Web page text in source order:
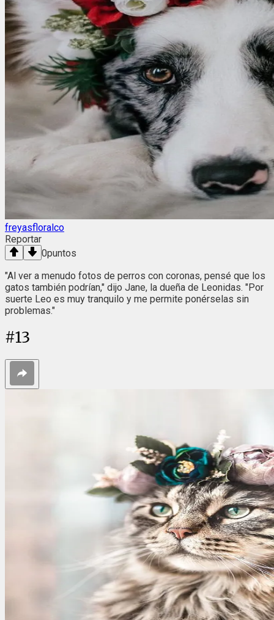
freyasfloralco
Reportar
0puntos
"Al ver a menudo fotos de perros con coronas, pensé que los
gatos también podrían," dijo Jane, la dueña de Leonidas. "Por
suerte Leo es muy tranquilo y me permite ponérselas sin
problemas."
#13